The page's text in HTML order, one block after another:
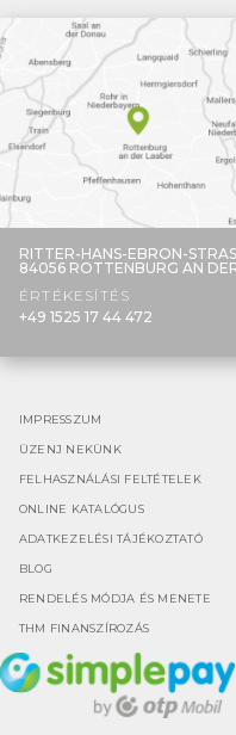
RITTER-HANS-EBRON-
84056 ROTTENBURG AN
ÉRTÉKESÍTÉS
+49 1525 17 44 472
IMPRESSZUM
ÜZENJ NEKÜNK
FELHASZNÁLÁSI FELTÉTELEK
ONLINE KATALÓGUS
ADATKEZELÉSI TÁJÉKOZTATÓ
BLOG
RENDELÉS MÓDJA ÉS MENETE
THM FINANSZÍROZÁS